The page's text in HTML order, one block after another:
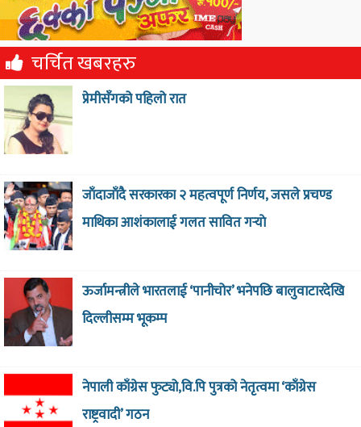
चर्चित खबरहरु
प्रेमीसँगको पहिलो रात
जाँदाजाँदै सरकारका २ महत्वपूर्ण निर्णय, जसले प्रचण्ड
माथिका आशंकालाई गलत सावित गर्‍याे
ऊर्जामन्त्रीले भारतलाई ‘पानीचोर’ भनेपछि बालुवाटारदेखि
दिल्लीसम्म भूकम्प
नेपाली काँग्रेस फुट्यो,वि.पि पुत्रको नेतृत्वमा ‘काँग्रेस
राष्ट्रवादी’ गठन